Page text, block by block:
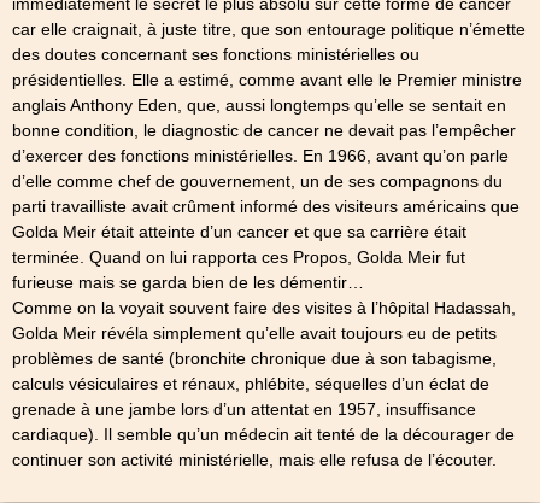
car elle craignait, à juste titre, que son entourage politique n’émette
des doutes concernant ses fonctions ministérielles ou
présidentielles. Elle a estimé, comme avant elle le Premier ministre
anglais Anthony Eden, que, aussi longtemps qu’elle se sentait en
bonne condition, le diagnostic de cancer ne devait pas l’empêcher
d’exercer des fonctions ministérielles. En 1966, avant qu’on parle
d’elle comme chef de gouvernement, un de ses compagnons du
parti travailliste avait crûment informé des visiteurs américains que
Golda Meir était atteinte d’un cancer et que sa carrière était
terminée. Quand on lui rapporta ces Propos, Golda Meir fut
furieuse mais se garda bien de les démentir…
Comme on la voyait souvent faire des visites à l’hôpital Hadassah,
Golda Meir révéla simplement qu’elle avait toujours eu de petits
problèmes de santé (bronchite chronique due à son tabagisme,
calculs vésiculaires et rénaux, phlébite, séquelles d’un éclat de
grenade à une jambe lors d’un attentat en 1957, insuffisance
cardiaque). Il semble qu’un médecin ait tenté de la décourager de
continuer son activité ministérielle, mais elle refusa de l’écouter.